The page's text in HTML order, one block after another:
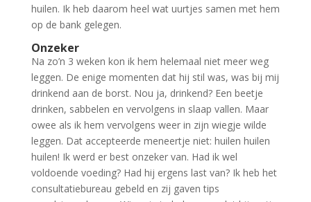
huilen. Ik heb daarom heel wat uurtjes samen met hem
op de bank gelegen.
Onzeker
Na zo’n 3 weken kon ik hem helemaal niet meer weg
leggen. De enige momenten dat hij stil was, was bij mij
drinkend aan de borst. Nou ja, drinkend? Een beetje
drinken, sabbelen en vervolgens in slaap vallen. Maar
owee als ik hem vervolgens weer in zijn wiegje wilde
leggen. Dat accepteerde meneertje niet: huilen huilen
huilen! Ik werd er best onzeker van. Had ik wel
voldoende voeding? Had hij ergens last van? Ik heb het
consultatiebureau gebeld en zij gaven tips